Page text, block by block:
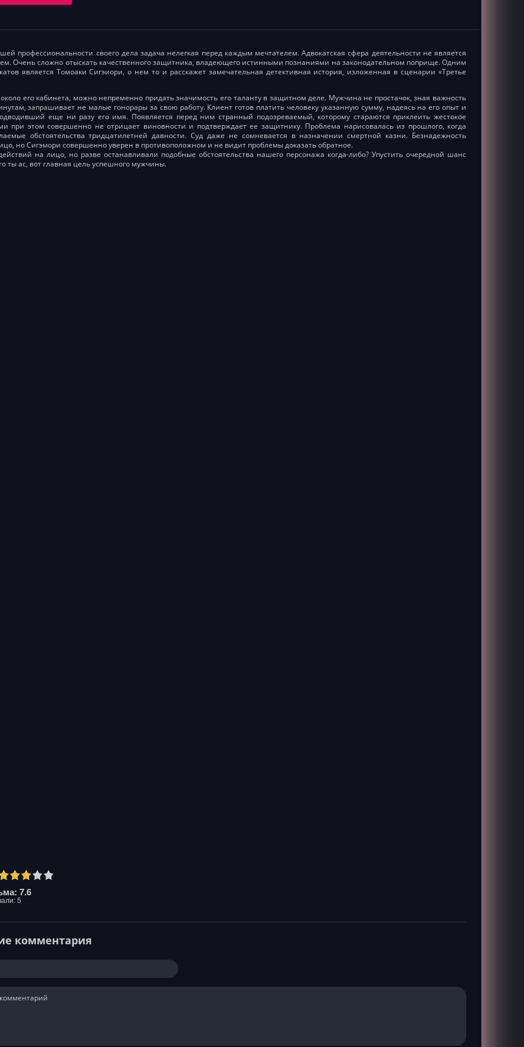
профессиональности своего дела задача нелегкая перед каждым мечтателем. Адвокатская сфера деятельности не является
Очень сложно отыскать качественного защитника, владеющего истинными познаниями на законодательном поприще. Одним
является Томоаки Сигэиори, о нем то и расскажет замечательная детективная история, изложенная в сценарии «Третье
его кабинета, можно непременно придать значимость его таланту в защитном деле. Мужчина не простачок, зная важность
запрашивает не малые гонорары за свою работу. Клиент готов платить человеку указанную сумму, надеясь на его опыт и
еще ни разу его имя. Появляется перед ним странный подозреваемый, которому стараются приклеить жестокое
при этом совершенно не отрицает виновности и подтверждает ее защитнику. Проблема нарисовалась из прошлого, когда
обстоятельства тридцатилетней давности. Суд даже не сомневается в назначении смертной казни. Безнадежность
но Сигэмори совершенно уверен в противоположном и не видит проблемы доказать обратное.
на лицо, но разве останавливали подобные обстоятельства нашего персонажа когда-либо? Упустить очередной шанс
ты ас, вот главная цель успешного мужчины.
7.6
5
комментария